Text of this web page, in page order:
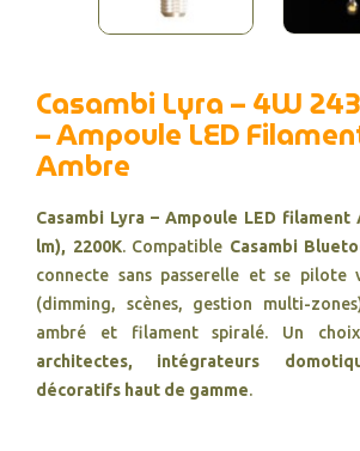
Casambi Lyra – 4W
– Ampoule LED
Ambre
Casambi Lyra – Ampoule LED filament
lm), 2200K. Compatible Casambi
connecte sans passerelle et se pilote
(dimming, scènes, gestion multi-
ambré et filament spiralé. Un
architectes, intégrateurs
décoratifs haut de gamme.